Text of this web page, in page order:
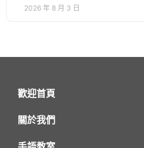
2026 年 8 月 3 日
歡迎首頁
關於我們